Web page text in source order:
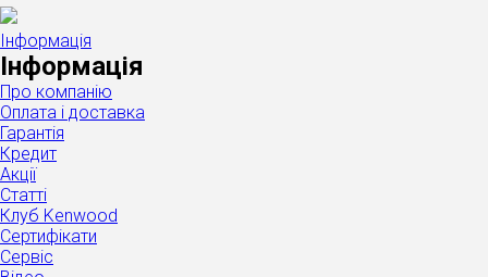
Інформація
Інформація
Про компанію
Оплата і доставка
Гарантія
Кредит
Акції
Статті
Клуб Kenwood
Сертифікати
Сервіс